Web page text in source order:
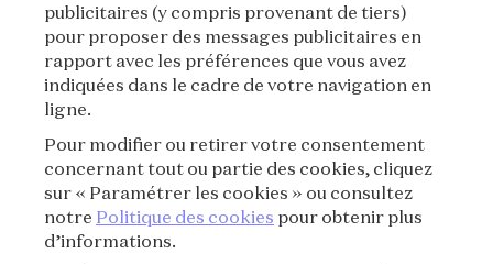
INSCRIVEZ-VOUS À NOTRE
NEWSLETTER
S'INSCRIRE
publicitaires (y compris provenant de tiers)
pour proposer des messages publicitaires en
rapport avec les préférences que vous avez
indiquées dans le cadre de votre navigation en
ligne.
Pour modifier ou retirer votre consentement
concernant tout ou partie des cookies, cliquez
sur « Paramétrer les cookies » ou consultez
notre Politique des cookies pour obtenir plus
d’informations.